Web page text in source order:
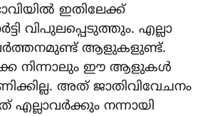
ഇതിലേക്ക്
വിപുലപ്പെടുത്തും. എല്ലാ
ആളുകളുണ്ട്.
നിന്നാലും ഈ ആളുകൾ
അത് ജാതിവിവേചനം
നന്നായി